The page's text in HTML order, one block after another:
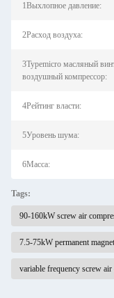
1Выхлопное давление:
2Расход воздуха:
3Typemicro масляный
воздушный компрессор:
4Рейтинг власти:
5Уровень шума:
6Масса:
Tags:
90-160kW screw air
7.5-75kW permanent
variable frequency screw air